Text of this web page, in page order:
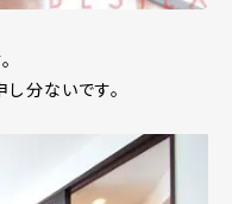
分ないです。